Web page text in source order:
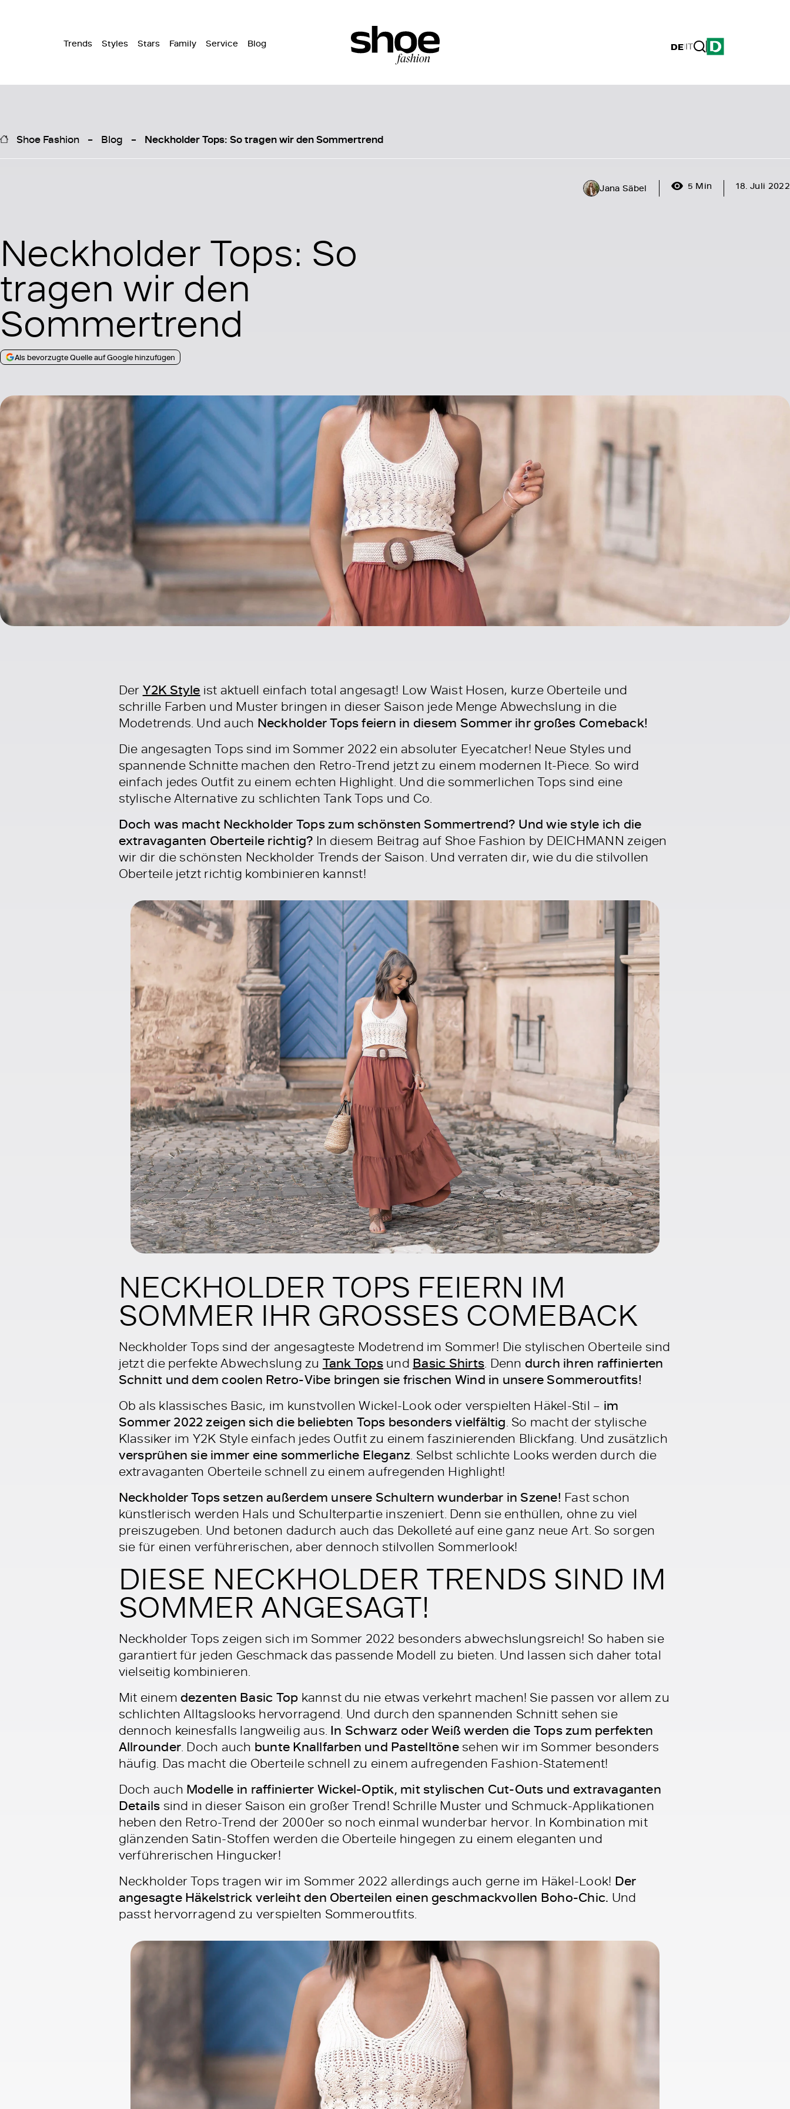
Trends Styles Stars Family Service Blog DE|IT
Shoe Fashion Blog Neckholder Tops: So tragen wir den Sommertrend
Jana Säbel 5 Min 18. Juli 2022
Neckholder Tops: So
tragen wir den
Sommertrend
Als bevorzugte Quelle auf Google hinzufügen
Der Y2K Style ist aktuell einfach total angesagt! Low Waist Hosen, kurze Oberteile und
schrille Farben und Muster bringen in dieser Saison jede Menge Abwechslung in die
Modetrends. Und auch Neckholder Tops feiern in diesem Sommer ihr großes Comeback!
Die angesagten Tops sind im Sommer 2022 ein absoluter Eyecatcher! Neue Styles und
spannende Schnitte machen den Retro-Trend jetzt zu einem modernen It-Piece. So wird
einfach jedes Outfit zu einem echten Highlight. Und die sommerlichen Tops sind eine
stylische Alternative zu schlichten Tank Tops und Co.
Doch was macht Neckholder Tops zum schönsten Sommertrend? Und wie style ich die
extravaganten Oberteile richtig? In diesem Beitrag auf Shoe Fashion by DEICHMANN zeigen
wir dir die schönsten Neckholder Trends der Saison. Und verraten dir, wie du die stilvollen
Oberteile jetzt richtig kombinieren kannst!
NECKHOLDER TOPS FEIERN IM
SOMMER IHR GROSSES COMEBACK
Neckholder Tops sind der angesagteste Modetrend im Sommer! Die stylischen Oberteile sind
jetzt die perfekte Abwechslung zu Tank Topsund Basic Shirts . Denn durch ihren raffinierten
Schnitt und dem coolen Retro-Vibe bringen sie frischen Wind in unsere Sommeroutfits!
Ob als klassisches Basic, im kunstvollen Wickel-Look oder verspielten Häkel-Stil – im
Sommer 2022 zeigen sich die beliebten Tops besonders vielfältig . So macht der stylische
Klassiker im Y2K Style einfach jedes Outfit zu einem faszinierenden Blickfang. Und zusätzlich
versprühen sie immer eine sommerliche Eleganz . Selbst schlichte Looks werden durch die
extravaganten Oberteile schnell zu einem aufregenden Highlight!
Neckholder Tops setzen außerdem unsere Schultern wunderbar in Szene! Fast schon
künstlerisch werden Hals und Schulterpartie inszeniert. Denn sie enthüllen, ohne zu viel
preiszugeben. Und betonen dadurch auch das Dekolleté auf eine ganz neue Art. So sorgen
sie für einen verführerischen, aber dennoch stilvollen Sommerlook!
DIESE NECKHOLDER TRENDS SIND IM
SOMMER ANGESAGT!
Neckholder Tops zeigen sich im Sommer 2022 besonders abwechslungsreich! So haben sie
garantiert für jeden Geschmack das passende Modell zu bieten. Und lassen sich daher total
vielseitig kombinieren.
Mit einem dezenten Basic Top kannst du nie etwas verkehrt machen! Sie passen vor allem zu
schlichten Alltagslooks hervorragend. Und durch den spannenden Schnitt sehen sie
dennoch keinesfalls langweilig aus. In Schwarz oder Weiß werden die Tops zum perfekten
Allrounder . Doch auch bunte Knallfarben und Pastelltönesehen wir im Sommer besonders
häufig. Das macht die Oberteile schnell zu einem aufregenden Fashion-Statement!
Doch auch Modelle in raffinierter Wickel-Optik, mit stylischen Cut-Outs und extravaganten
Details sind in dieser Saison ein großer Trend! Schrille Muster und Schmuck-Applikationen
heben den Retro-Trend der 2000er so noch einmal wunderbar hervor. In Kombination mit
glänzenden Satin-Stoffen werden die Oberteile hingegen zu einem eleganten und
verführerischen Hingucker!
Neckholder Tops tragen wir im Sommer 2022 allerdings auch gerne im Häkel-Look! Der
angesagte Häkelstrick verleiht den Oberteilen einen geschmackvollen Boho-Chic. Und
passt hervorragend zu verspielten Sommeroutfits.